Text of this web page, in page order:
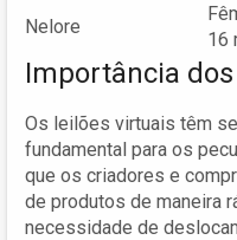
Nelore
16
Importância
Os leilões virtuais têm
fundamental para os
que os criadores e
de produtos de maneira
necessidade de